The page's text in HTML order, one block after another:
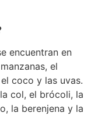
encuentran en
el
coco y las uvas.
col, el brócoli, la
la berenjena y la